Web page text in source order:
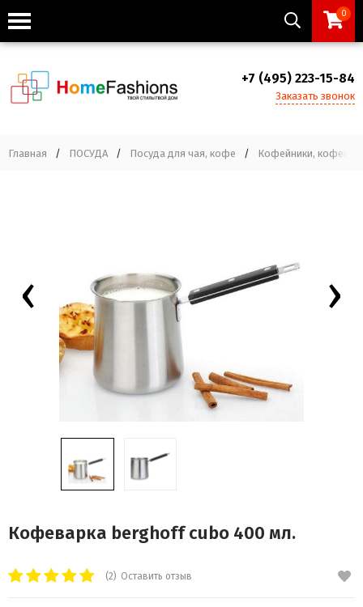
0
+7 (495) 223-15-84
Заказать звонок
Главная / ПОСУДА / Посуда для чая, кофе / Кофейники,
‹ ›
Кофеварка berghoff cubo 400 мл.
(2) Оставить отзыв